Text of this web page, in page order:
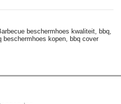
beschermhoes kwaliteit, bbq,
beschermhoes kopen, bbq cover